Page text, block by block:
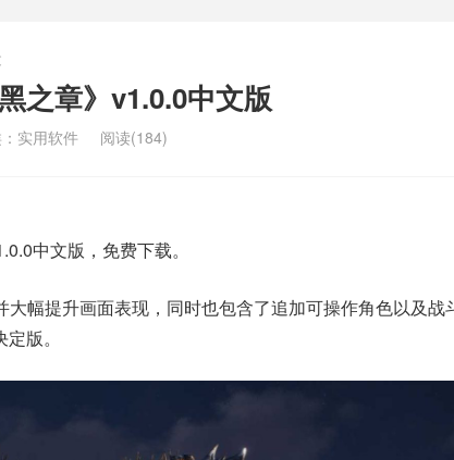
之章》v1.0.0中文版
实用软件 阅读(184)
中文版，免费下载。
大幅提升画面表现，同时也包含了追加可操作角色以及战
版。